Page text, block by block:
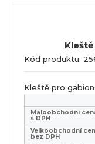
Kód produktu:
Kleště pro
Maloobchodní
s DPH
Velkoobchodní
bez DPH